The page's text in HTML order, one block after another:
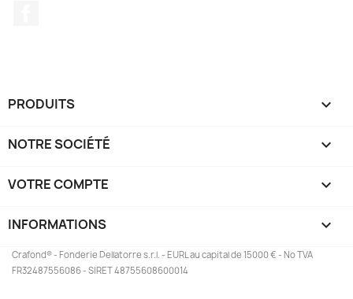
PRODUITS 
NOTRE SOCIÉTÉ 
VOTRE COMPTE 
INFORMATIONS keyboard_arrow_down
Crafond® - Fonderie Dellatorre s.r.l. - EURL au capital de 15000 € - No TVA
FR32487556086 - SIRET 48755608600014